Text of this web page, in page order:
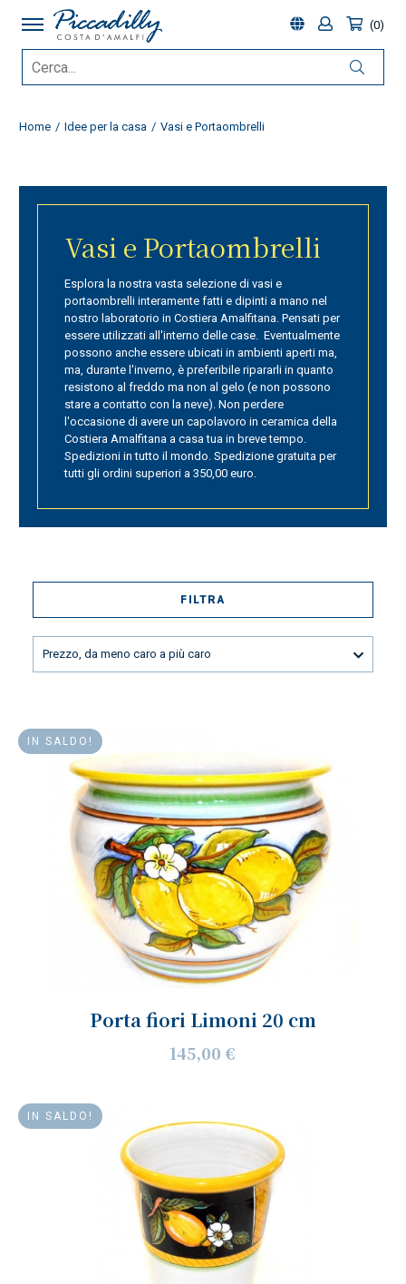
0
Home Idee per la casa Vasi e Portaombrelli
Vasi e Portaombrelli
Esplora la nostra vasta selezione di vasi e
portaombrelli interamente fatti e dipinti a mano nel
nostro laboratorio in Costiera Amalfitana. Pensati per
essere utilizzati all'interno delle case. Eventualmente
possono anche essere ubicati in ambienti aperti ma,
ma, durante l'inverno, è preferibile ripararli in quanto
resistono al freddo ma non al gelo (e non possono
stare a contatto con la neve). Non perdere
l'occasione di avere un capolavoro in ceramica della
Costiera Amalfitana a casa tua in breve tempo.
Spedizioni in tutto il mondo. Spedizione gratuita per
tutti gli ordini superiori a 350,00 euro.
FILTRA
Prezzo, da meno caro a più caro
IN SALDO!
Porta fiori Limoni 20 cm
145,00 €
IN SALDO!